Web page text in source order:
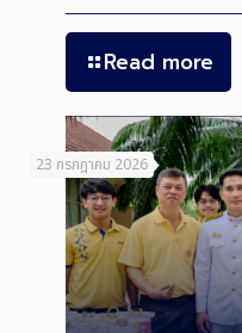
Read more
23 กรกฎาคม 2026